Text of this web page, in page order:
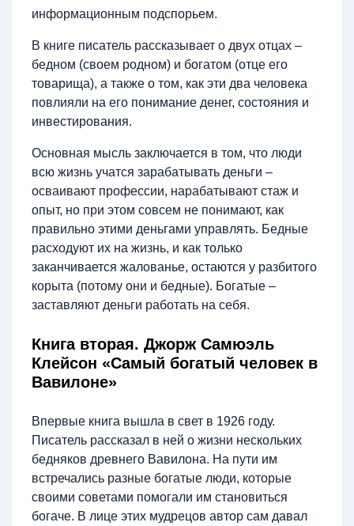
информационным подспорьем.
В книге писатель рассказывает о двух отцах –
бедном (своем родном) и богатом (отце его
товарища), а также о том, как эти два человека
повлияли на его понимание денег, состояния и
инвестирования.
Основная мысль заключается в том, что люди
всю жизнь учатся зарабатывать деньги –
осваивают профессии, нарабатывают стаж и
опыт, но при этом совсем не понимают, как
правильно этими деньгами управлять. Бедные
расходуют их на жизнь, и как только
заканчивается жалованье, остаются у разбитого
корыта (потому они и бедные). Богатые –
заставляют деньги работать на себя.
Книга вторая. Джорж Самюэль
Клейсон «Самый богатый человек в
Вавилоне»
Впервые книга вышла в свет в 1926 году.
Писатель рассказал в ней о жизни нескольких
бедняков древнего Вавилона. На пути им
встречались разные богатые люди, которые
своими советами помогали им становиться
богаче. В лице этих мудрецов автор сам давал